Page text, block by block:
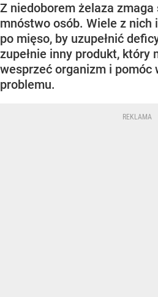
Z niedoborem żelaza zmaga
mnóstwo osób. Wiele z nich
po mięso, by uzupełnić
zupełnie inny produkt, który
wesprzeć organizm i pomóc
problemu.